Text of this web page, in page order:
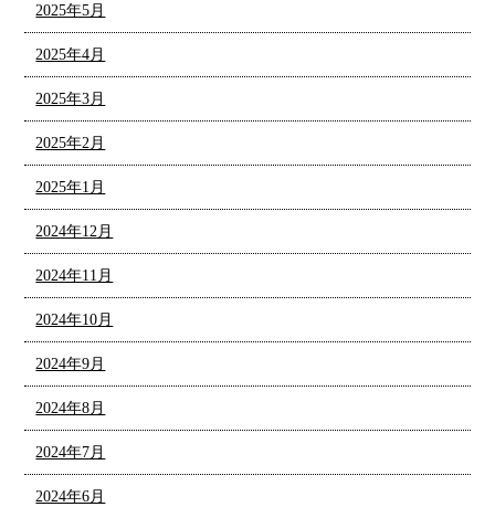
2025年5月
2025年4月
2025年3月
2025年2月
2025年1月
2024年12月
2024年11月
2024年10月
2024年9月
2024年8月
2024年7月
2024年6月